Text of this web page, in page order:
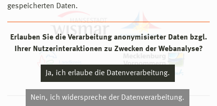
gespeicherten Daten.
Erlauben Sie die Verarbeitung anonymisierter Daten bzgl.
Ihrer Nutzerinteraktionen zu Zwecken der Webanalyse?
Ja, ich erlaube die Datenverarbeitung.
Nein, ich widerspreche der Datenverarbeitung.